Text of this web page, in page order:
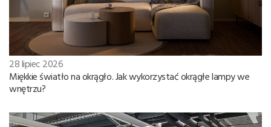
28 lipiec 2026
Miękkie światło na okrągło. Jak wykorzystać okrągłe lampy we
wnętrzu?